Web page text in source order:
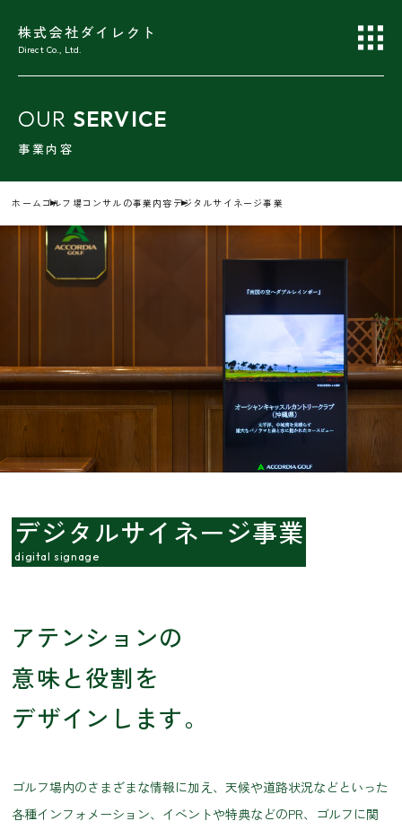
株式会社ダイレクト
Direct Co., Ltd.
OUR SERVICE
事業内容
ホーム ゴルフ場コンサルの事業内容 デジタルサイネージ事業
デジタルサイネージ事業
digital signage
アテンションの
意味と役割を
デザインします。
ゴルフ場内のさまざまな情報に加え、天候や道路状況などといった
各種インフォメーション、イベントや特典などのPR、ゴルフに関